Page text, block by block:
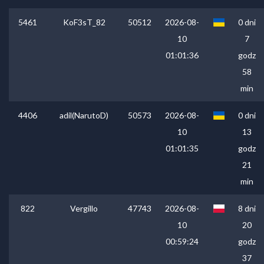
5461 KoF3sT_82 50512
2026-08-
10
01:01:36
0 dni
7
godz
58
min
4406 adil(NarutoD) 50573
2026-08-
10
01:01:35
0 dni
13
godz
21
min
822 Vergillo 47743
2026-08-
10
00:59:24
8 dni
20
godz
37